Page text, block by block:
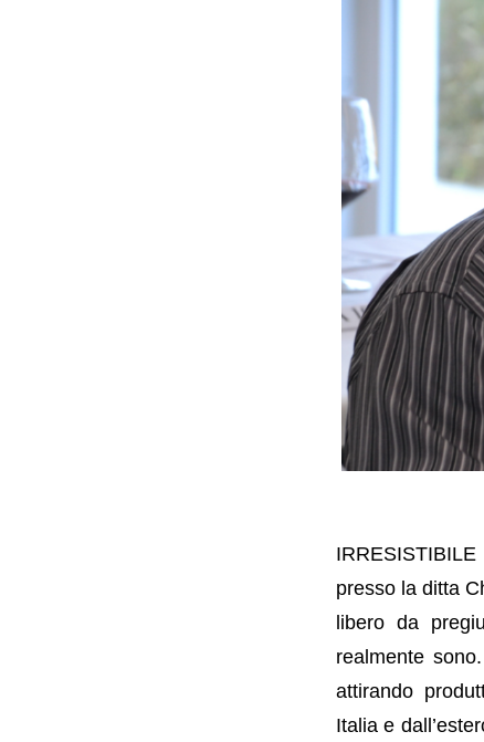
presso la ditta
libero da
realmente
attirando
Italia e